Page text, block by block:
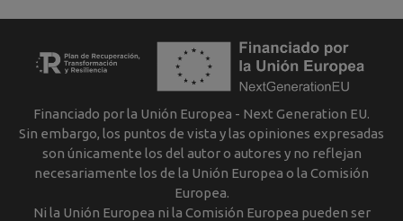
Financiado por la Unión Europea - Next Generation EU.
Sin embargo, los puntos de vista y las opiniones expresadas
son únicamente los del autor o autores y no reflejan
necesariamente los de la Unión Europea o la Comisión
Europea.
Ni la Unión Europea ni la Comisión Europea pueden ser